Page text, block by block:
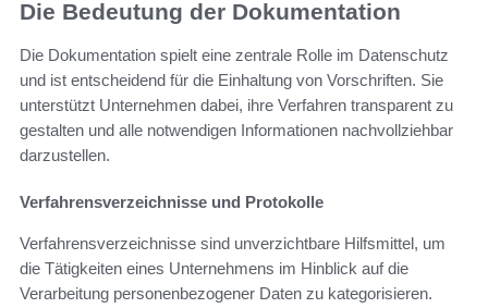
Die Bedeutung der Dokumentation
Die Dokumentation spielt eine zentrale Rolle im Datenschutz
und ist entscheidend für die Einhaltung von Vorschriften. Sie
unterstützt Unternehmen dabei, ihre Verfahren transparent zu
gestalten und alle notwendigen Informationen nachvollziehbar
darzustellen.
Verfahrensverzeichnisse und Protokolle
Verfahrensverzeichnisse sind unverzichtbare Hilfsmittel, um
die Tätigkeiten eines Unternehmens im Hinblick auf die
Verarbeitung personenbezogener Daten zu kategorisieren.